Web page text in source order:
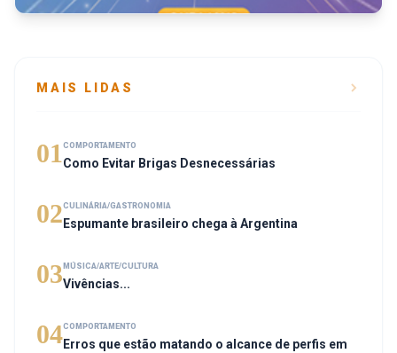
MAIS LIDAS
01 COMPORTAMENTO
Como Evitar Brigas Desnecessárias
02CULINÁRIA/GASTRONOMIA
Espumante brasileiro chega à Argentina
03 MÚSICA/ARTE/CULTURA
Vivências...
04COMPORTAMENTO
Erros que estão matando o alcance de perfis em